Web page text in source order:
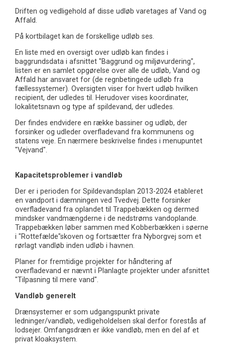
Driften og vedligehold af disse udløb varetages af Vand og
Affald.
På kortbilaget kan de forskellige udløb ses.
En liste med en oversigt over udløb kan findes i
baggrundsdata i afsnittet "Baggrund og miljøvurdering",
listen er en samlet opgørelse over alle de udløb, Vand og
Affald har ansvaret for (de regnbetingede udløb fra
fællessystemer). Oversigten viser for hvert udløb hvilken
recipient, der udledes til. Herudover vises koordinater,
lokalitetsnavn og type af spildevand, der udledes.
Der findes endvidere en række bassiner og udløb, der
forsinker og udleder overfladevand fra kommunens og
statens veje. En nærmere beskrivelse findes i menupuntet
"Vejvand".
Kapacitetsproblemer i vandløb
Der er i perioden for Spildevandsplan 2013-2024 etableret
en vandport i dæmningen ved Tvedvej. Dette forsinker
overfladevand fra oplandet til Trappebækken og dermed
mindsker vandmængderne i de nedstrøms vandoplande.
Trappebækken løber sammen med Kobberbækken i søerne
i "Rottefælde"skoven og fortsætter fra Nyborgvej som et
rørlagt vandløb inden udløb i havnen.
Planer for fremtidige projekter for håndtering af
overfladevand er nævnt i Planlagte projekter under afsnittet
"Tilpasning til mere vand".
Vandløb generelt
Drænsystemer er som udgangspunkt private
ledninger/vandløb, vedligeholdelsen skal derfor forestås af
lodsejer. Omfangsdræn er ikke vandløb, men en del af et
privat kloaksystem.